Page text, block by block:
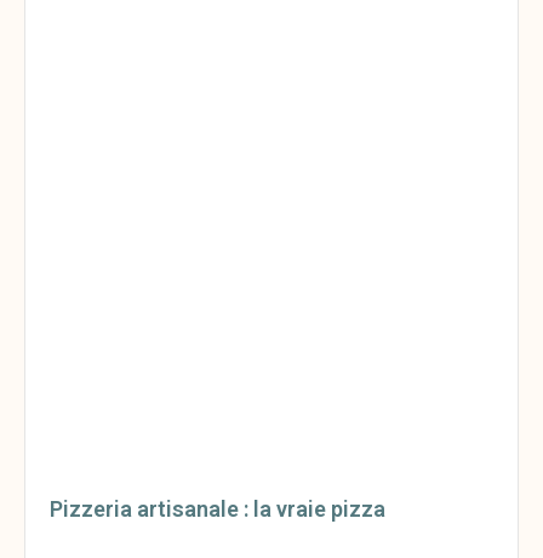
Pizzeria artisanale : la vraie pizza